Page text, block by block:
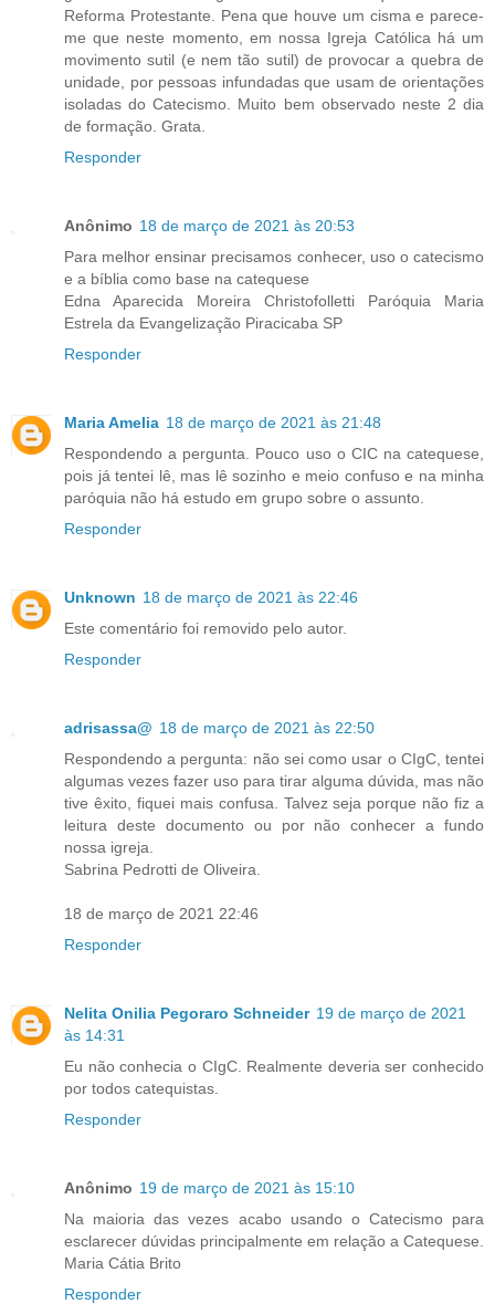
Reforma Protestante. Pena que houve um cisma e parece-
me que neste momento, em nossa Igreja Católica há um
movimento sutil (e nem tão sutil) de provocar a quebra de
unidade, por pessoas infundadas que usam de orientações
isoladas do Catecismo. Muito bem observado neste 2 dia
de formação. Grata.
Responder
Anônimo 18 de março de 2021 às 20:53
Para melhor ensinar precisamos conhecer, uso o catecismo
e a bíblia como base na catequese
Edna Aparecida Moreira Christofolletti Paróquia Maria
Estrela da Evangelização Piracicaba SP
Responder
Maria Amelia 18 de março de 2021 às 21:48
Respondendo a pergunta. Pouco uso o CIC na catequese,
pois já tentei lê, mas lê sozinho e meio confuso e na minha
paróquia não há estudo em grupo sobre o assunto.
Responder
Unknown 18 de março de 2021 às 22:46
Este comentário foi removido pelo autor.
Responder
adrisassa@ 18 de março de 2021 às 22:50
Respondendo a pergunta: não sei como usar o CIgC, tentei
algumas vezes fazer uso para tirar alguma dúvida, mas não
tive êxito, fiquei mais confusa. Talvez seja porque não fiz a
leitura deste documento ou por não conhecer a fundo
nossa igreja.
Sabrina Pedrotti de Oliveira.
18 de março de 2021 22:46
Responder
Nelita Onilia Pegoraro Schneider 19 de março de 2021
às 14:31
Eu não conhecia o CIgC. Realmente deveria ser conhecido
por todos catequistas.
Responder
Anônimo 19 de março de 2021 às 15:10
Na maioria das vezes acabo usando o Catecismo para
esclarecer dúvidas principalmente em relação a Catequese.
Maria Cátia Brito
Responder